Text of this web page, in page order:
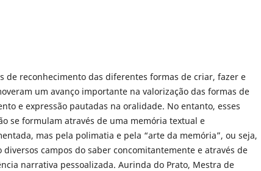
de reconhecimento das diferentes formas de criar, fazer e
um avanço importante na valorização das formas de
e expressão pautadas na oralidade. No entanto, esses
se formulam através de uma memória textual e
mas pela polimatia e pela “arte da memória”, ou seja,
diversos campos do saber concomitantemente e através de
narrativa pessoalizada. Aurinda do Prato, Mestra de